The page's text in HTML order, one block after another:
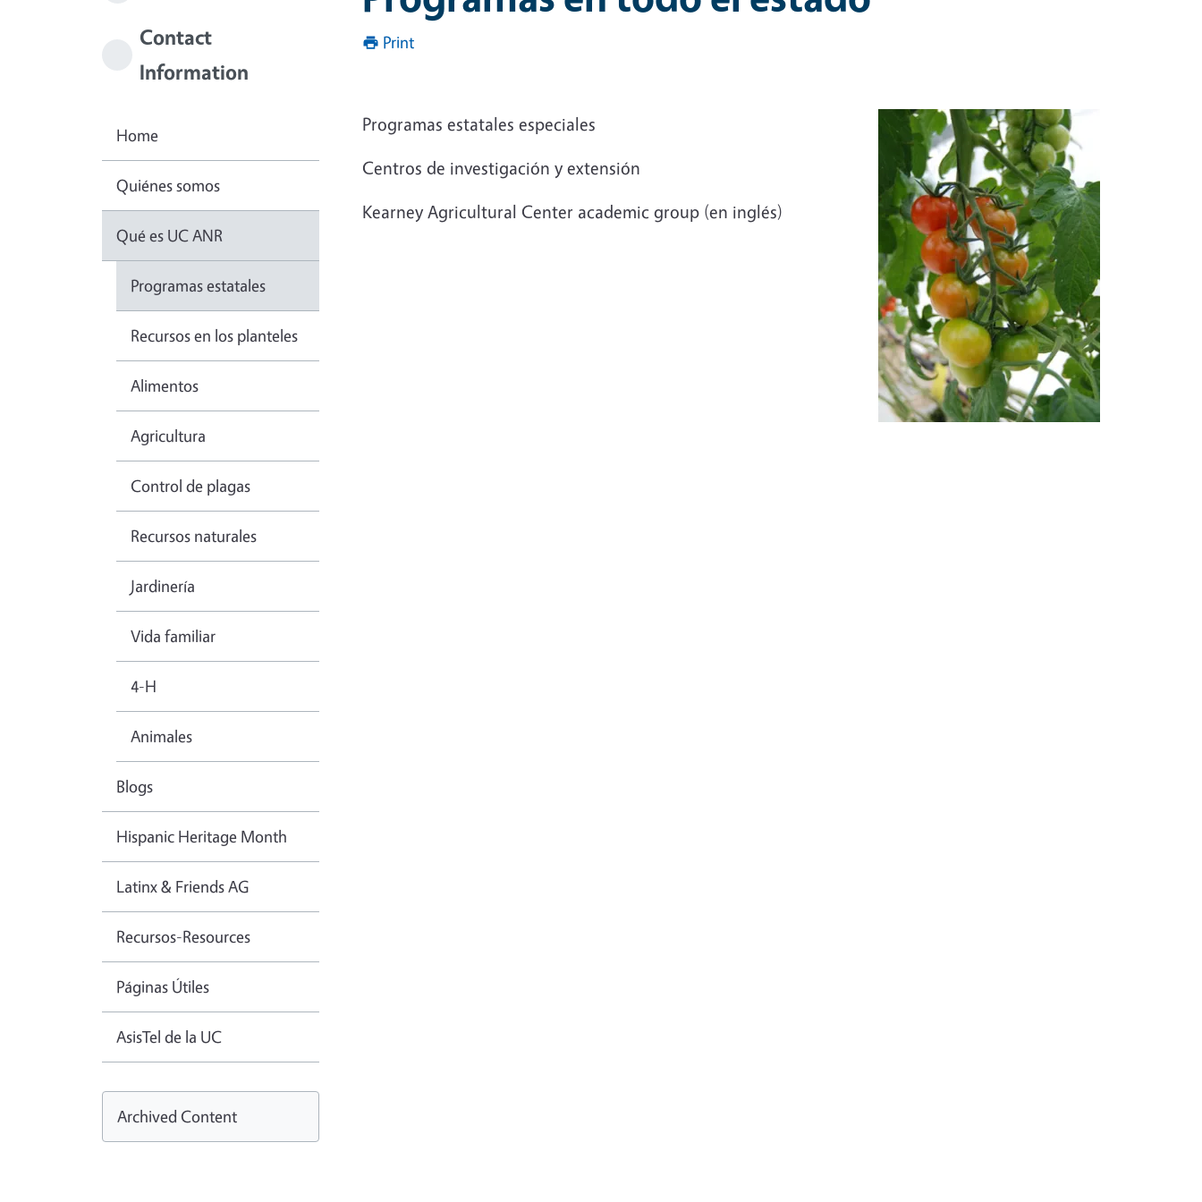
Print
Programas estatales especiales
Centros de investigación y extensión
Kearney Agricultural Center academic group (en inglés)
Contact
Information
Home
Quiénes somos
Qué es UC ANR
Programas estatales
Recursos en los planteles
Alimentos
Agricultura
Control de plagas
Recursos naturales
Jardinería
Vida familiar
4-H
Animales
Blogs
Hispanic Heritage Month
Latinx & Friends AG
Recursos-Resources
Páginas Útiles
AsisTel de la UC
Archived Content